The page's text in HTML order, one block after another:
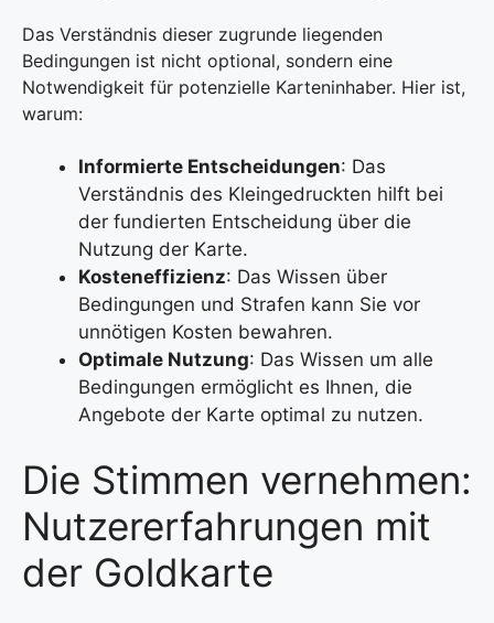
Das Verständnis dieser zugrunde liegenden
Bedingungen ist nicht optional, sondern eine
Notwendigkeit für potenzielle Karteninhaber. Hier ist,
warum:
Informierte Entscheidungen: Das
Verständnis des Kleingedruckten hilft bei
der fundierten Entscheidung über die
Nutzung der Karte.
Kosteneffizienz: Das Wissen über
Bedingungen und Strafen kann Sie vor
unnötigen Kosten bewahren.
Optimale Nutzung: Das Wissen um alle
Bedingungen ermöglicht es Ihnen, die
Angebote der Karte optimal zu nutzen.
Die Stimmen vernehmen:
Nutzererfahrungen mit
der Goldkarte